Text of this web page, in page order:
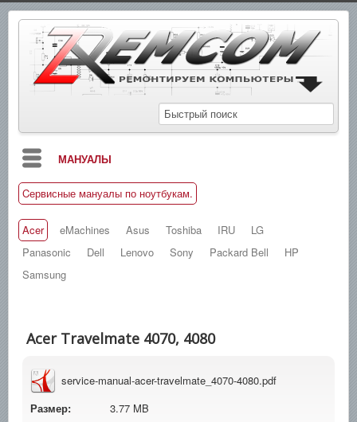
МАНУАЛЫ
БЛОГ
СХЕМЫ
СПРАВОЧНИКИ
ПОИСК
Cервисные мануалы по ноутбукам.
Acer eMachines Asus Toshiba IRU
LG
Panasonic
Dell Lenovo Sony Packard Bell
HP
Samsung
Acer Travelmate 4070, 4080
service-manual-acer-travelmate_4070-4080.pdf
Размер:
3.77 MB